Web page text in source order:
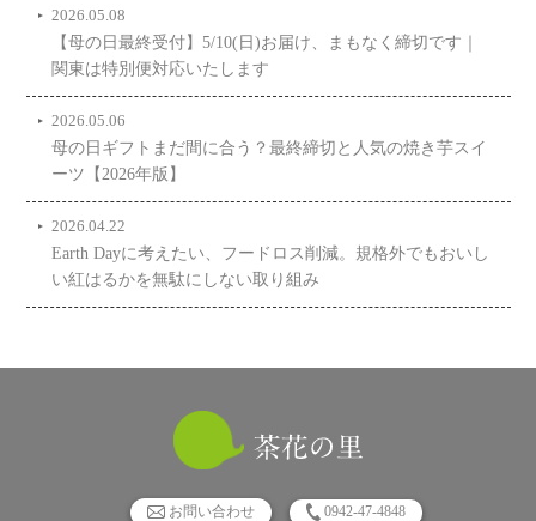
2026.05.08
【母の日最終受付】5/10(日)お届け、まもなく締切です｜
関東は特別便対応いたします
2026.05.06
母の日ギフトまだ間に合う？最終締切と人気の焼き芋スイ
ーツ【2026年版】
2026.04.22
Earth Dayに考えたい、フードロス削減。規格外でもおいし
い紅はるかを無駄にしない取り組み
お問い合わせ 0942-47-4848